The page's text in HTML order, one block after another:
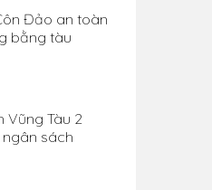
Đảo an toàn
bằng tàu
Vũng Tàu 2
ngân sách